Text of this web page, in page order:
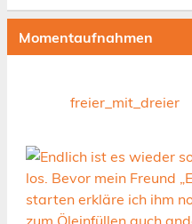
Momentaufnahmen
freier_mit_dreier